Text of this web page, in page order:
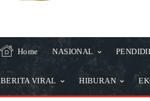
Home NASIONAL
BERITA VIRAL HIBURAN